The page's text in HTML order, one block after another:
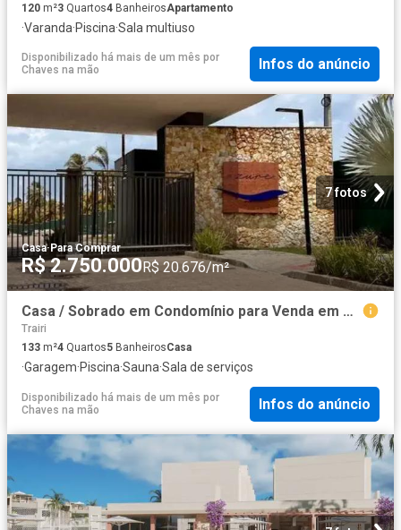
120 m²3 Quartos4 BanheirosApartamento
·Varanda·Piscina·Sala multiuso
Disponibilizado há mais de um mês por
Chaves na mão
Infos do anúncio
7 fotos
Casa· Para Comprar
R$ 2.750.000R$ 20.676/m²
Casa / Sobrado em Condomínio para Venda em Trairi/CE Flecheiras 4 Quartos
Trairi
133 m²4 Quartos5 BanheirosCasa
·Garagem·Piscina·Sauna·Sala de serviços
Disponibilizado há mais de um mês por
Chaves na mão
Infos do anúncio